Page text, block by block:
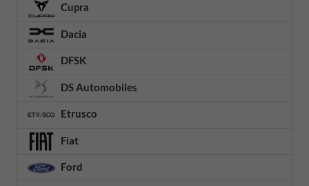
Cupra
Dacia
DFSK
DS Automobiles
Etrusco
Fiat
Ford